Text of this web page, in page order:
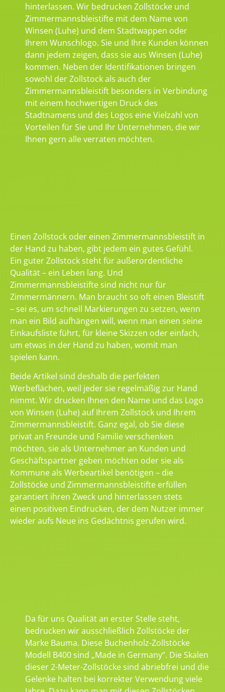
hinterlassen. Wir bedrucken Zollstöcke und
Zimmermannsbleistifte mit dem Name von
Winsen (Luhe) und dem Stadtwappen oder
Ihrem Wunschlogo. Sie und Ihre Kunden können
dann jedem zeigen, dass sie aus Winsen (Luhe)
kommen. Neben der Identifikationen bringen
sowohl der Zollstock als auch der
Zimmermannsbleistift besonders in Verbindung
mit einem hochwertigen Druck des
Stadtnamens und des Logos eine Vielzahl von
Vorteilen für Sie und Ihr Unternehmen, die wir
Ihnen gern alle verraten möchten.
Einen Zollstock oder einen Zimmermannsbleistift in
der Hand zu haben, gibt jedem ein gutes Gefühl.
Ein guter Zollstock steht für außerordentliche
Qualität – ein Leben lang. Und
Zimmermannsbleistifte sind nicht nur für
Zimmermännern. Man braucht so oft einen Bleistift
– sei es, um schnell Markierungen zu setzen, wenn
man ein Bild aufhängen will, wenn man einen seine
Einkaufsliste führt, für kleine Skizzen oder einfach,
um etwas in der Hand zu haben, womit man
spielen kann.
Beide Artikel sind deshalb die perfekten
Werbeflächen, weil jeder sie regelmäßig zur Hand
nimmt. Wir drucken Ihnen den Name und das Logo
von Winsen (Luhe) auf Ihrem Zollstock und Ihrem
Zimmermannsbleistift. Ganz egal, ob Sie diese
privat an Freunde und Familie verschenken
möchten, sie als Unternehmer an Kunden und
Geschäftspartner geben möchten oder sie als
Kommune als Werbeartikel benötigen – die
Zollstöcke und Zimmermannsbleistifte erfüllen
garantiert ihren Zweck und hinterlassen stets
einen positiven Eindrucken, der dem Nutzer immer
wieder aufs Neue ins Gedächtnis gerufen wird.
Da für uns Qualität an erster Stelle steht,
bedrucken wir ausschließlich Zollstöcke der
Marke Bauma. Diese Buchenholz-Zollstöcke
Modell B400 sind „Made in Germany“. Die Skalen
dieser 2-Meter-Zollstöcke sind abriebfrei und die
Gelenke halten bei korrekter Verwendung viele